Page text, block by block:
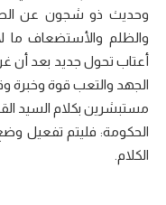
وحديث ذو شجون عن
والظلم والأستضعاف ما
أعتاب تحول جديد بعد أن
الجهد والتعب قوة وخبرة
مستبشرين بكلام السيد
الحكومة: فليتم تفعيل
الكلام.